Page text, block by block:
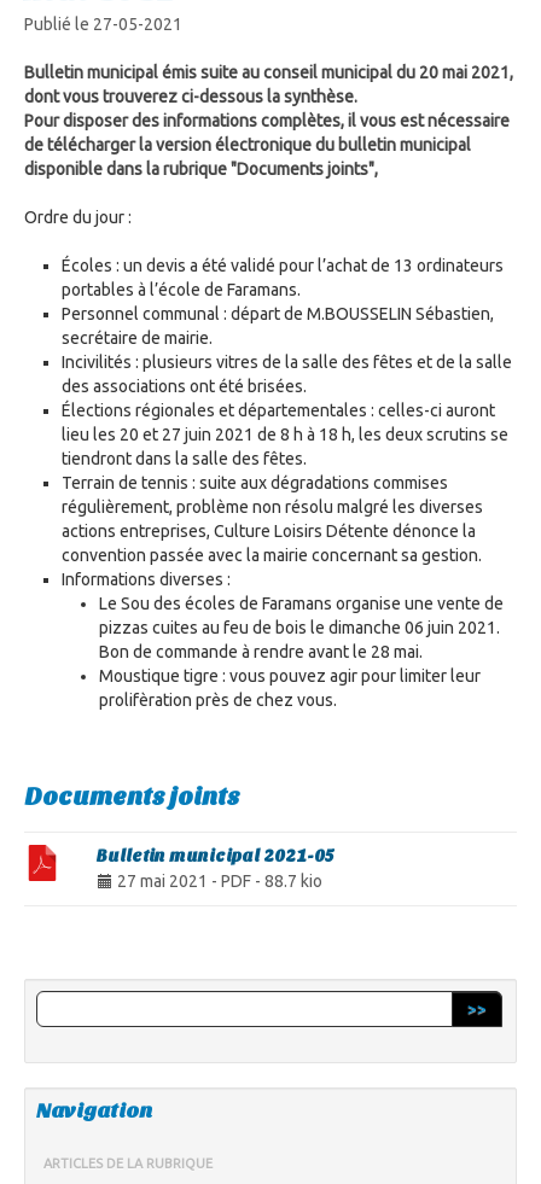
Publié le 27-05-2021
Bulletin municipal émis suite au conseil municipal du 20 mai 2021,
dont vous trouverez ci-dessous la synthèse.
Pour disposer des informations complètes, il vous est nécessaire
de télécharger la version électronique du bulletin municipal
disponible dans la rubrique "Documents joints",
Ordre du jour :
Écoles : un devis a été validé pour l’achat de 13 ordinateurs
portables à l’école de Faramans.
Personnel communal : départ de M.BOUSSELIN Sébastien,
secrétaire de mairie.
Incivilités : plusieurs vitres de la salle des fêtes et de la salle
des associations ont été brisées.
Élections régionales et départementales : celles-ci auront
lieu les 20 et 27 juin 2021 de 8 h à 18 h, les deux scrutins se
tiendront dans la salle des fêtes.
Terrain de tennis : suite aux dégradations commises
régulièrement, problème non résolu malgré les diverses
actions entreprises, Culture Loisirs Détente dénonce la
convention passée avec la mairie concernant sa gestion.
Informations diverses :
Le Sou des écoles de Faramans organise une vente de
pizzas cuites au feu de bois le dimanche 06 juin 2021.
Bon de commande à rendre avant le 28 mai.
Moustique tigre : vous pouvez agir pour limiter leur
prolifèration près de chez vous.
Documents joints
Bulletin municipal 2021-05
27 mai 2021 - PDF - 88.7 kio
>>
Navigation
ARTICLES DE LA RUBRIQUE